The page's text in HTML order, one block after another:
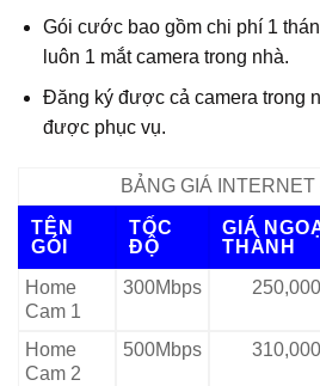
Gói cước bao gồm chi phí 1
luôn 1 mắt camera trong nhà.
Đăng ký được cả camera trong
được phục vụ.
BẢNG GIÁ
TÊN
GÓI
TỐC
ĐỘ
GIÁ
THÀNH
Home
Cam 1
300Mbps
Home
Cam 2
500Mbps